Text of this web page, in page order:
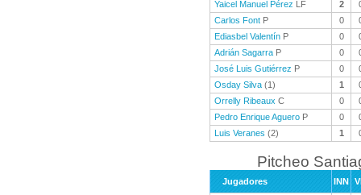
Yaicel Manuel Pérez LF 2
Carlos Font P 0
Ediasbel Valentín P 0
Adrián Sagarra P 0
José Luis Gutiérrez P 0
Osday Silva (1) 1
Orrelly Ribeaux C 0
Pedro Enrique Aguero P 0
Luis Veranes (2) 1
Pitcheo
Jugadores INN